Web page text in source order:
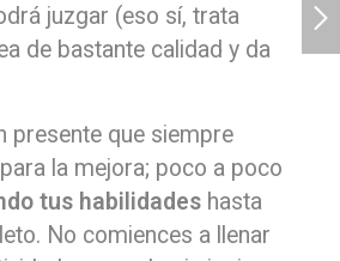
juzgar (eso sí, trata
de bastante calidad y da
presente que siempre
la mejora; poco a poco
tus habilidades hasta
No comiences a llenar